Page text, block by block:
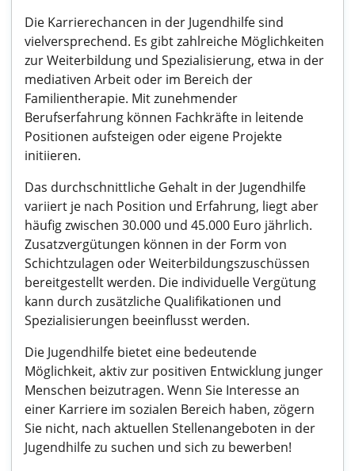
Die Karrierechancen in der Jugendhilfe sind
vielversprechend. Es gibt zahlreiche Möglichkeiten
zur Weiterbildung und Spezialisierung, etwa in der
mediativen Arbeit oder im Bereich der
Familientherapie. Mit zunehmender
Berufserfahrung können Fachkräfte in leitende
Positionen aufsteigen oder eigene Projekte
initiieren.
Das durchschnittliche Gehalt in der Jugendhilfe
variiert je nach Position und Erfahrung, liegt aber
häufig zwischen 30.000 und 45.000 Euro jährlich.
Zusatzvergütungen können in der Form von
Schichtzulagen oder Weiterbildungszuschüssen
bereitgestellt werden. Die individuelle Vergütung
kann durch zusätzliche Qualifikationen und
Spezialisierungen beeinflusst werden.
Die Jugendhilfe bietet eine bedeutende
Möglichkeit, aktiv zur positiven Entwicklung junger
Menschen beizutragen. Wenn Sie Interesse an
einer Karriere im sozialen Bereich haben, zögern
Sie nicht, nach aktuellen Stellenangeboten in der
Jugendhilfe zu suchen und sich zu bewerben!